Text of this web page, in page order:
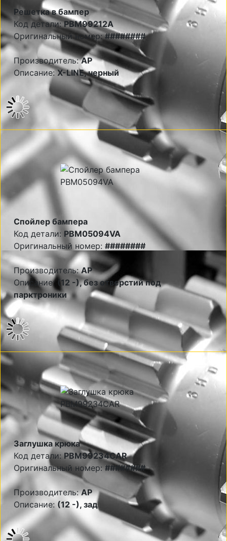
Решетка в бампер
Код детали:PBM99212A
Оригинальный номер:########
Производитель:AP
Описание:X-LINE, черный
Спойлер бампера
Код детали: PBM05094VA
Оригинальный номер: ########
Производитель:AP
Описание: (12 -), без отверстий под
парктроники
Заглушка крюка
Код детали:PBM99234CAR
Оригинальный номер:########
Производитель:AP
Описание:(12 -), зад